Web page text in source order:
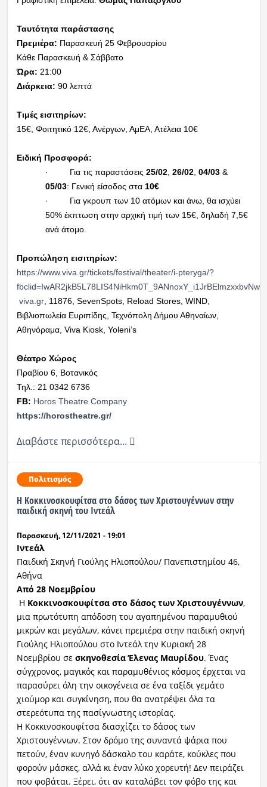
Ταυτότητα παράστασης
Πρεμιέρα: Παρασκευή 25 Φεβρουαρίου
Κάθε Παρασκευή & Σάββατο
Ώρα: 21:00
Διάρκεια: 90 λεπτά
Τιμές εισιτηρίων:
15€, Φοιτητικό 12€, Ανέργων, ΑμΕΑ, Ατέλεια 10€
Ειδική Προσφορά:
· Για τις παραστάσεις 25/02, 26/02, 04/03&
05/03: Γενική είσοδος στα 10€
· Για γκρουπ των 10 ατόμων και άνω, θα ισχύει
50% έκπτωση στην αρχική τιμή των 15€, δηλαδή 7,5€
ανά άτομο.
Προπώληση εισιτηρίων:
https://www.viva.gr/tickets/festival/theater/i-pteryga/?
viva gr, 11876, SevenSpots, Reload Stores, WIND,
Βιβλιοπωλεία Ευριπίδης, Τεχνόπολη Δήμου Αθηναίων,
Αθηνόραμα, Viva Kiosk, Yoleni’s
Θέατρο Χώρος
Πραβίου 6, Βοτανικός
Τηλ.: 21 0342 6736
FB: Horos Theatre Company
https://horostheatre.gr/
Διαβάστε περισσότερα...
Πολιτισμός
Η Κοκκινοσκουφίτσα στο δάσος των Χριστουγέννων στην
παιδική σκηνή του Ιντεάλ
Παρασκευή, 12/11/2021 - 19:01
Ιντεάλ
Παιδική Σκηνή Γιούλης Ηλιοπούλου/ Πανεπιστημίου 46,
Αθήνα
Από 28 Νοεμβρίου
Η Κοκκινοσκουφίτσα στο δάσος των Χριστουγέννων,
μια πρωτότυπη απόδοση του αγαπημένου παραμυθιού
μικρών και μεγάλων, κάνει πρεμιέρα στην παιδική σκηνή
Γιούλης Ηλιοπούλου στο Ιντεάλ την Κυριακή 28
Νοεμβρίου σε σκηνοθεσία Έλενας Μαυρίδου. Ένας
σύγχρονος, μαγικός και παραμυθένιος κόσμος έρχεται να
παρασύρει όλη την οικογένεια σε ένα ταξίδι γεμάτο
χιούμορ και συγκίνηση, που θα ανατρέψει όλα τα
στερεότυπα της πασίγνωστης ιστορίας.
Η Κοκκινοσκουφίτσα διασχίζει το δάσος των
Χριστουγέννων. Στον δρόμο της συναντά ψάρια που
πετούν, έναν κυνηγό δάσκαλο του καράτε, κούκλες που
φορούν μάσκες, αλλά κι έναν λύκο χορευτή! Δεν πειράζει
που φοβάται. Ξέρει, ότι αν καταλάβει τον φόβο της και